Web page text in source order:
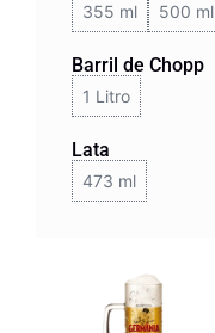
355 ml 500 ml
Barril de Chopp
1 Litro
Lata
473 ml